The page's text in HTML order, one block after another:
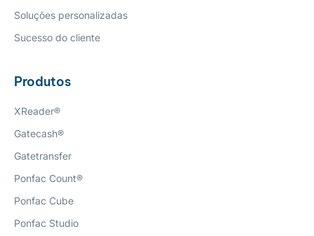
Soluções personalizadas
Sucesso do cliente
Produtos
XReader®
Gatecash®
Gatetransfer
Ponfac Count®
Ponfac Cube
Ponfac Studio